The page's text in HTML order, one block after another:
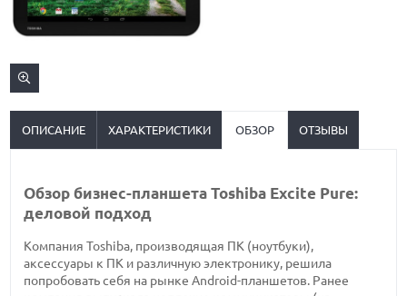
ОПИСАНИЕ ХАРАКТЕРИСТИКИ ОБЗОР ОТЗЫВЫ
Обзор бизнес-планшета Toshiba Excite Pure:
деловой подход
Компания Toshiba, производящая ПК (ноутбуки),
аксессуары к ПК и различную электронику, решила
попробовать себя на рынке Android-планшетов. Ранее